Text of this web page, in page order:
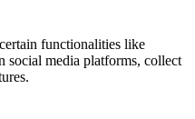
functionalities like
social media platforms, collect